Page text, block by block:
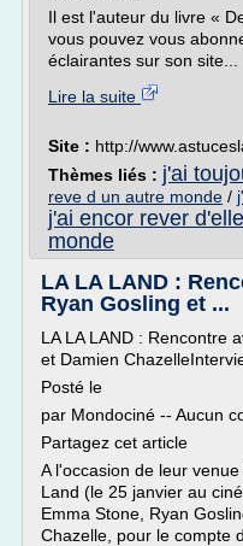
Il est l'auteur du livre «
vous pouvez vous
éclairantes sur son site...
Lire la suite
Site : http://
Thèmes liés : j'ai
reve d un autre monde /
j'ai encor rever d'elle
monde
LA LA LAND :
Ryan Gosling et ...
LA LA LAND : Rencontre
et Damien
Posté le
par Mondociné -- Aucun
Partagez cet article
A l'occasion de leur
Land (le 25 janvier au
Emma Stone, Ryan
Chazelle, pour le compte